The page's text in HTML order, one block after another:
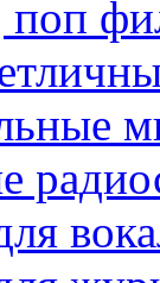
поп